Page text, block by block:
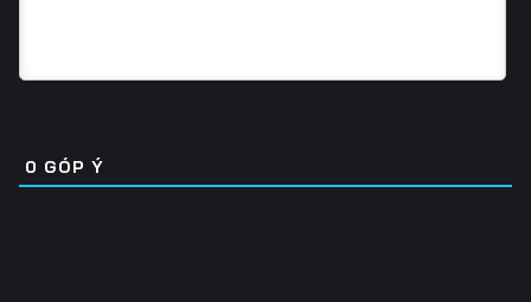
Tập 31 Tập 32 Tập 33
Tập 37 Tập 38 Tập 39
0 GÓP Ý